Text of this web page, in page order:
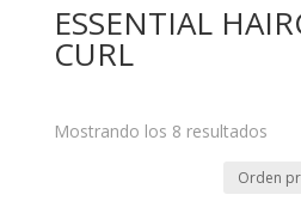
ESSENTIAL
CURL
Mostrando los 8 resultados